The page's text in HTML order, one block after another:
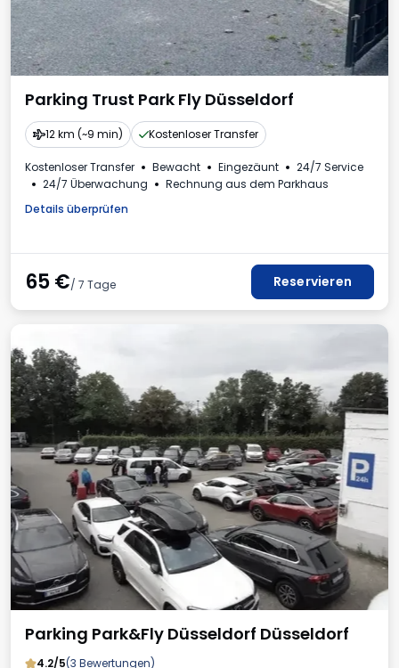
Parking Trust Park Fly Düsseldorf
12 km (~9 min) Kostenloser Transfer
Kostenloser Transfer Bewacht Eingezäunt
24/7 Service
24/7 Überwachung
Rechnung aus dem Parkhaus
Details überprüfen
65€/ 7 Tage Reservieren
Parking Park&Fly Düsseldorf Düsseldorf
4.2/5(3 Bewertungen)